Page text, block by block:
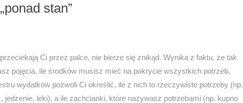
stan”
Ci przez palce, nie bierze się znikąd. Wynika z faktu, że tak
pojęcia, ile środków musisz mieć na pokrycie wszystkich potrzeb.
wydatków pozwoli Ci określić, ile z nich to rzeczywiste potrzeby (np.
jedzenie, leki), a ile zachcianki, które nazywasz potrzebami (np. kupno